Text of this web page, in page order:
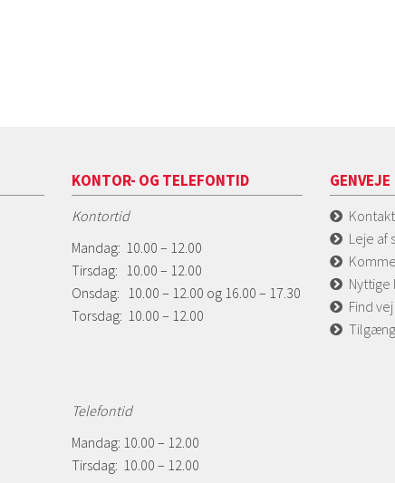
KONTOR- OG TELEFONTID
Kontortid
Mandag: 10.00 – 12.00
Tirsdag: 10.00 – 12.00
Onsdag: 10.00 – 12.00 og 16.00 – 17.30
Torsdag: 10.00 – 12.00
Telefontid
Mandag: 10.00 – 12.00
Tirsdag: 10.00 – 12.00
GENVEJE
Leje af
Nyttige
Find vej